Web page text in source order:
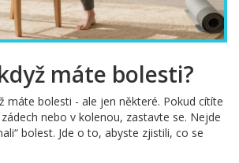
máte bolesti?
máte bolesti - ale jen některé. Pokud cítíte
nebo v kolenou, zastavte se. Nejde
bolest. Jde o to, abyste zjistili, co se